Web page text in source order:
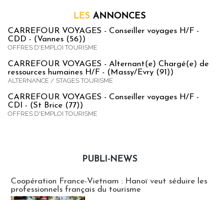
LES ANNONCES
CARREFOUR VOYAGES - Conseiller voyages H/F -
CDD - (Vannes (56))
OFFRES D'EMPLOI TOURISME
CARREFOUR VOYAGES - Alternant(e) Chargé(e) de
ressources humaines H/F - (Massy/Evry (91))
ALTERNANCE / STAGES TOURISME
CARREFOUR VOYAGES - Conseiller voyages H/F -
CDI - (St Brice (77))
OFFRES D'EMPLOI TOURISME
PUBLI-NEWS
Coopération France-Vietnam : Hanoï veut séduire les
professionnels français du tourisme